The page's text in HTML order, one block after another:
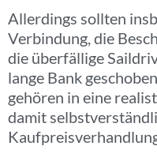
Allerdings sollten
Verbindung, die
die überfällige
lange Bank
gehören in eine
damit